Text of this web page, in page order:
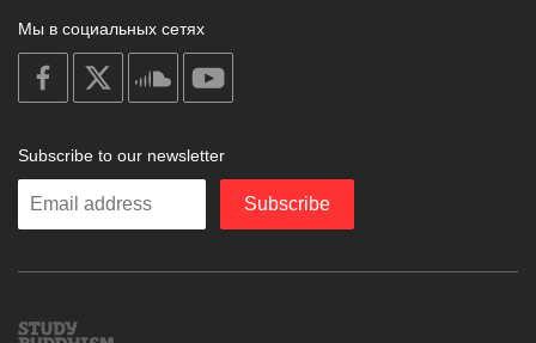
Мы в социальных сетях
on
facebook
soundcloud
Subscribe to our newsletter
Enter
Subscribe
Study